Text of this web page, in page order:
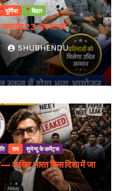
पूर्णिया बिहार
23 अगस्त को
SHUBHENDU
राय शुभेन्दु के कमेंट्स
— आखिर भारत किस दिशा में जा